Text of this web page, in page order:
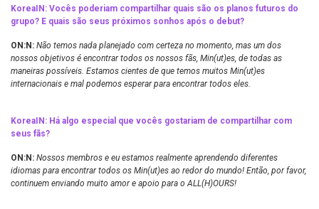
KoreaIN: Vocês poderiam compartilhar quais são os planos futuros do
grupo? E quais são seus próximos sonhos após o debut?
ON:N: Não temos nada planejado com certeza no momento, mas um dos
nossos objetivos é encontrar todos os nossos fãs, Min(ut)es, de todas as
maneiras possíveis. Estamos cientes de que temos muitos Min(ut)es
internacionais e mal podemos esperar para encontrar todos eles.
KoreaIN: Há algo especial que vocês gostariam de compartilhar com
seus fãs?
ON:N: Nossos membros e eu estamos realmente aprendendo diferentes
idiomas para encontrar todos os Min(ut)es ao redor do mundo! Então, por favor,
continuem enviando muito amor e apoio para o ALL(H)OURS!